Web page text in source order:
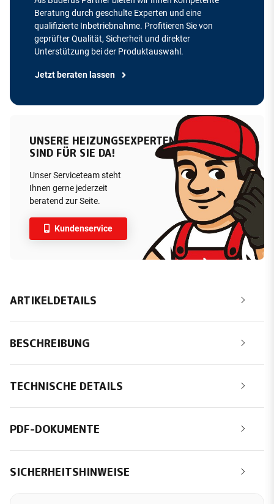
Beratung durch geschulte Experten und eine
qualifizierte Inbetriebnahme. Profitieren Sie von
geprüfter Qualität, Sicherheit und direkter
Unterstützung bei der Produktauswahl.
Jetzt beraten lassen
UNSERE HEIZUNGSEXPERTEN
SIND FÜR SIE DA!
Unser Serviceteam steht
Ihnen gerne jederzeit
beratend zur Seite.
Kundenservice
ARTIKELDETAILS
BESCHREIBUNG
TECHNISCHE DETAILS
PDF-DOKUMENTE
SICHERHEITSHINWEISE